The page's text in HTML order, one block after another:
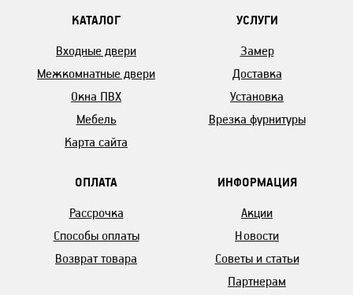
КАТАЛОГ
Входные двери
Межкомнатные двери
Окна ПВХ
Мебель
Карта сайта
УСЛУГИ
Замер
Доставка
Установка
Врезка фурнитуры
ОПЛАТА
Рассрочка
Способы оплаты
Возврат товара
ИНФОРМАЦИЯ
Акции
Новости
Советы и статьи
Партнерам